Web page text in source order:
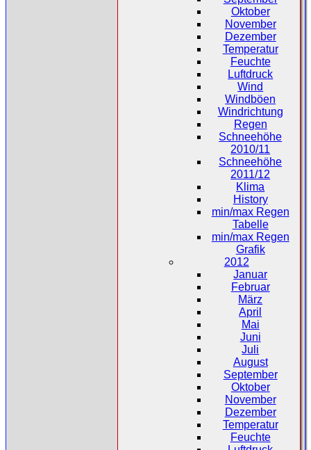
Oktober
November
Dezember
Temperatur
Feuchte
Luftdruck
Wind
Windböen
Windrichtung
Regen
Schneehöhe
2010/11
Schneehöhe
2011/12
Klima
History
min/max Regen
Tabelle
min/max Regen
Grafik
2012
Januar
Februar
März
April
Mai
Juni
Juli
August
September
Oktober
November
Dezember
Temperatur
Feuchte